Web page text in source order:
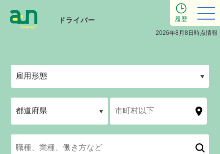
ドライバー
2026年8月8日時点情報
履歴